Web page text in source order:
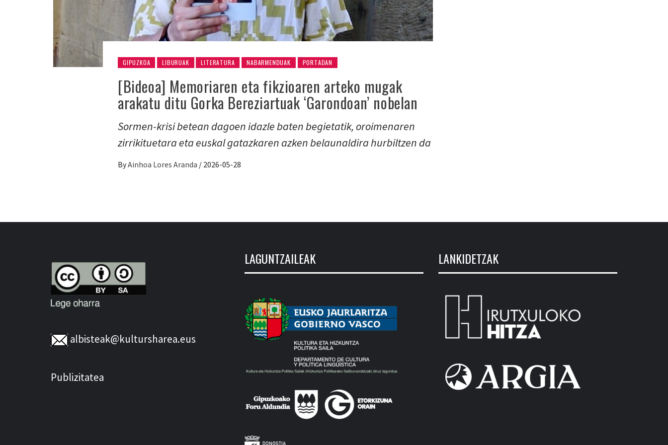
GIPUZKOA LIBURUAK LITERATURA NABARMENDUAK PORTADAN
[Bideoa] Memoriaren eta fikzioaren arteko mugak
arakatu ditu Gorka Bereziartuak ‘Garondoan’ nobelan
Sormen-krisi betean dagoen idazle baten begietatik, oroimenaren
zirrikituetara eta euskal gatazkaren azken belaunaldira hurbiltzen da
ByAinhoa Lores Aranda / 2026-05-28
albisteak@kultursharea.eus
Publizitatea
LAGUNTZAILEAK LANKIDETZAK